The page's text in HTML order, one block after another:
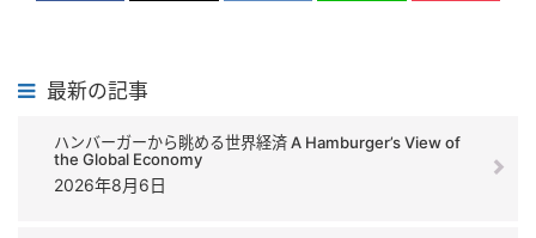
最新の記事
ハンバーガーから眺める世界経済 A Hamburger’s View of
the Global Economy
2026年8月6日